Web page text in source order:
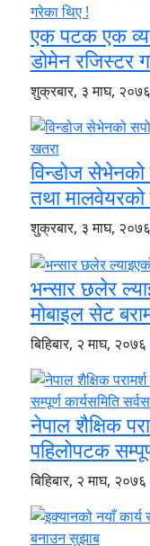
एक पटक एक
डोमेन रजिस्टर
शुक्रबार, ३ माघ, २०७६
विन्डोज सेभेनको
तथा
शुक्रबार, ३ माघ, २०७६
भन्सार छलेर
मोबाइल सेट
बिहिबार, २ माघ, २०७६
नेपाल शैक्षिक
पहिलोपटक
बिहिबार, २ माघ, २०७६